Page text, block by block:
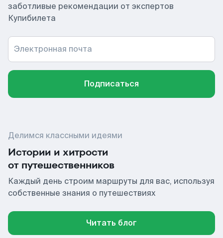
заботливые рекомендации от экспертов
Купибилета
Электронная почта
Подписаться
Делимся классными идеями
Истории и хитрости
от путешественников
Каждый день строим маршруты для вас, используя
собственные знания о путешествиях
Читать блог